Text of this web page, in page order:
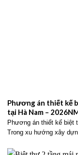
Phương án thiết kế
tại Hà Nam –
Phương án thiết kế biệt
Trong xu hướng xây